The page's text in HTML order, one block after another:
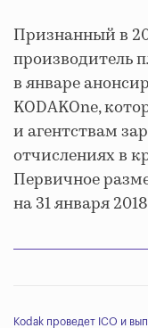
Признанный в
производитель
в январе
KODAKOne,
и агентствам
отчислениях в
Первичное
на 31 января
Kodak проведет ICO и